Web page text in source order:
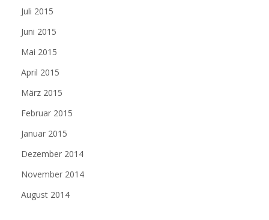
Juli 2015
Juni 2015
Mai 2015
April 2015
März 2015
Februar 2015
Januar 2015
Dezember 2014
November 2014
August 2014